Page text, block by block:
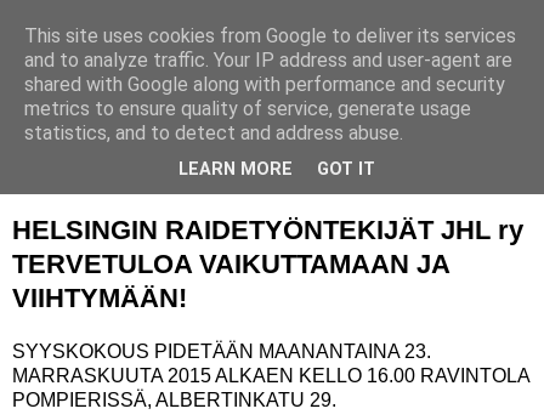
sunnuntai 27. syyskuuta 2015
Syyskokous 2015
HELSINGIN RAIDETYÖNTEKIJÄT JHL ry
TERVETULOA VAIKUTTAMAAN JA
VIIHTYMÄÄN!
SYYSKOKOUS PIDETÄÄN MAANANTAINA 23.
MARRASKUUTA 2015 ALKAEN KELLO 16.00 RAVINTOLA
POMPIERISSÄ, ALBERTINKATU 29.
This site uses cookies from Google to deliver its services
and to analyze traffic. Your IP address and user-agent are
shared with Google along with performance and security
metrics to ensure quality of service, generate usage
statistics, and to detect and address abuse.
LEARN MORE GOT IT